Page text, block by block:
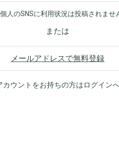
人のSNSに利用状況は投稿されませ
または
メールアドレスで無料登録
カウントをお持ちの方はログイン